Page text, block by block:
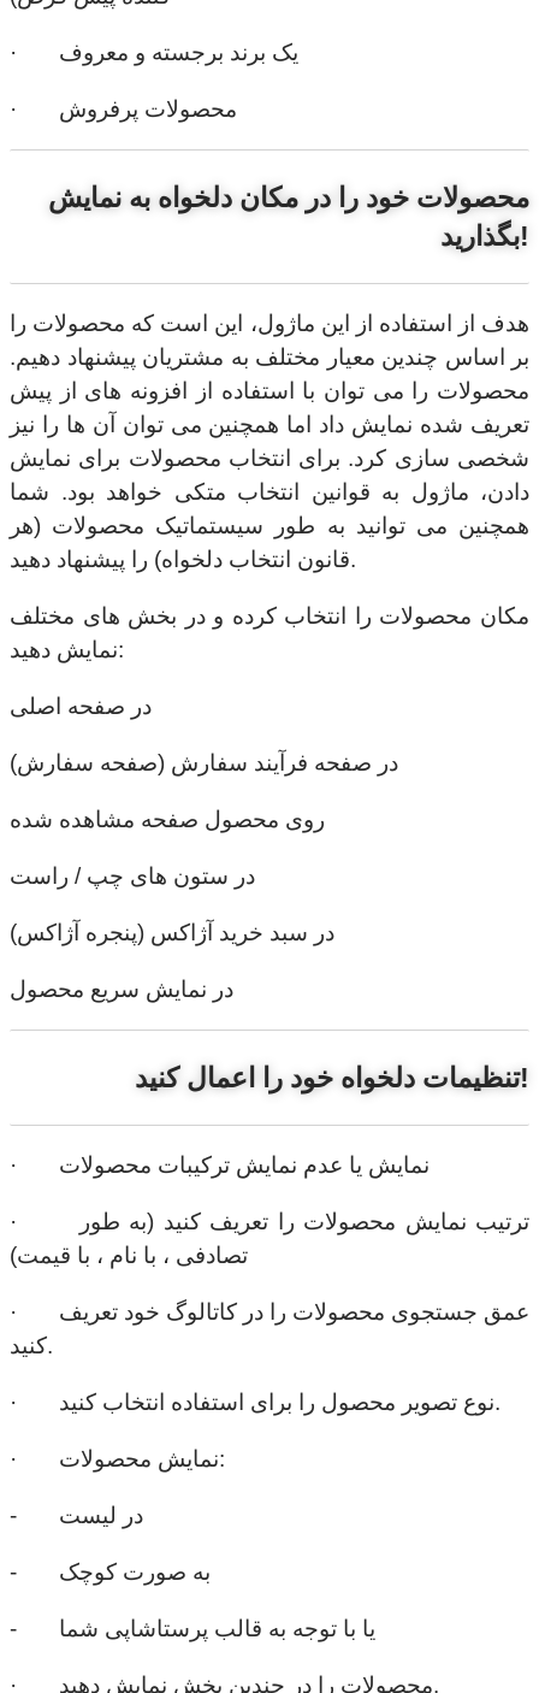
· یک برند برجسته و معروف
· محصولات پرفروش
محصولات خود را در مکان دلخواه به نمایش
بگذارید!
هدف از استفاده از این ماژول، این است که محصولات را
بر اساس چندین معیار مختلف به مشتریان پیشنهاد دهیم.
محصولات را می توان با استفاده از افزونه های از پیش
تعریف شده نمایش داد اما همچنین می توان آن ها را نیز
شخصی سازی کرد. برای انتخاب محصولات برای نمایش
دادن، ماژول به قوانین انتخاب متکی خواهد بود. شما
همچنین می توانید به طور سیستماتیک محصولات (هر
قانون انتخاب دلخواه) را پیشنهاد دهید.
مکان محصولات را انتخاب کرده و در بخش های مختلف
نمایش دهید:
در صفحه اصلی
در صفحه فرآیند سفارش (صفحه سفارش)
روی محصول صفحه مشاهده شده
در ستون های چپ / راست
در سبد خرید آژاکس (پنجره آژاکس)
در نمایش سریع محصول
تنظیمات دلخواه خود را اعمال کنید!
· نمایش یا عدم نمایش ترکیبات محصولات
· ترتیب نمایش محصولات را تعریف کنید (به طور
تصادفی ، با نام ، با قیمت)
· عمق جستجوی محصولات را در کاتالوگ خود تعریف
کنید.
· نوع تصویر محصول را برای استفاده انتخاب کنید.
· نمایش محصولات:
- در لیست
- به صورت کوچک
- یا با توجه به قالب پرستاشاپی شما
· محصولات را در چندین بخش نمایش دهید.